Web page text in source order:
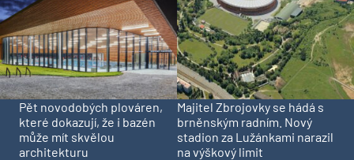
Pět novodobých plováren,
které dokazují, že i bazén
může mít skvělou
architekturu
Majitel Zbrojovky se hádá s
brněnským radním. Nový
stadion za Lužánkami narazil
na výškový limit